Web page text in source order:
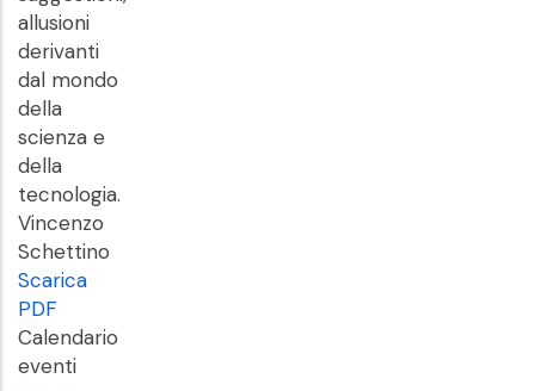
allusioni
derivanti
dal mondo
della
scienza e
della
tecnologia.
Vincenzo
Schettino
Scarica
PDF
Calendario
eventi